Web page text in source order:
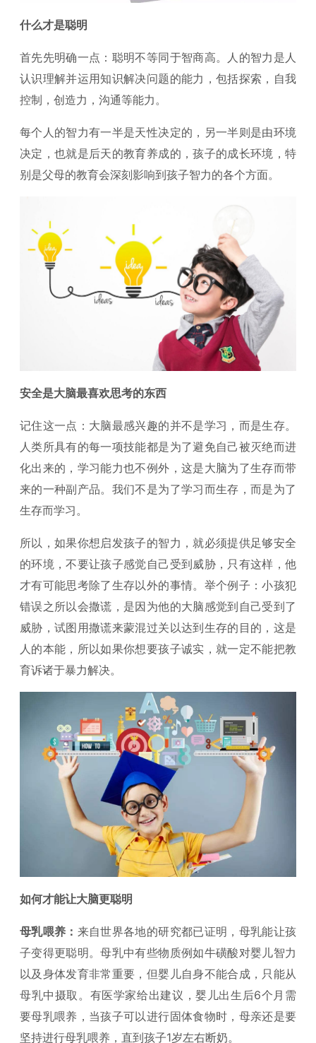
什么才是聪明
首先先明确一点：聪明不等同于智商高。人的智力是人
认识理解并运用知识解决问题的能力，包括探索，自我
控制，创造力，沟通等能力。
每个人的智力有一半是天性决定的，另一半则是由环境
决定，也就是后天的教育养成的，孩子的成长环境，特
别是父母的教育会深刻影响到孩子智力的各个方面。
安全是大脑最喜欢思考的东西
记住这一点：大脑最感兴趣的并不是学习，而是生存。
人类所具有的每一项技能都是为了避免自己被灭绝而进
化出来的，学习能力也不例外，这是大脑为了生存而带
来的一种副产品。我们不是为了学习而生存，而是为了
生存而学习。
所以，如果你想启发孩子的智力，就必须提供足够安全
的环境，不要让孩子感觉自己受到威胁，只有这样，他
才有可能思考除了生存以外的事情。举个例子：小孩犯
错误之所以会撒谎，是因为他的大脑感觉到自己受到了
威胁，试图用撒谎来蒙混过关以达到生存的目的，这是
人的本能，所以如果你想要孩子诚实，就一定不能把教
育诉诸于暴力解决。
如何才能让大脑更聪明
母乳喂养： 来自世界各地的研究都已证明，母乳能让孩
子变得更聪明。母乳中有些物质例如牛磺酸对婴儿智力
以及身体发育非常重要，但婴儿自身不能合成，只能从
母乳中摄取。有医学家给出建议，婴儿出生后6个月需
要母乳喂养，当孩子可以进行固体食物时，母亲还是要
坚持进行母乳喂养，直到孩子1岁左右断奶。